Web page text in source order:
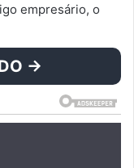
empresário, o
→